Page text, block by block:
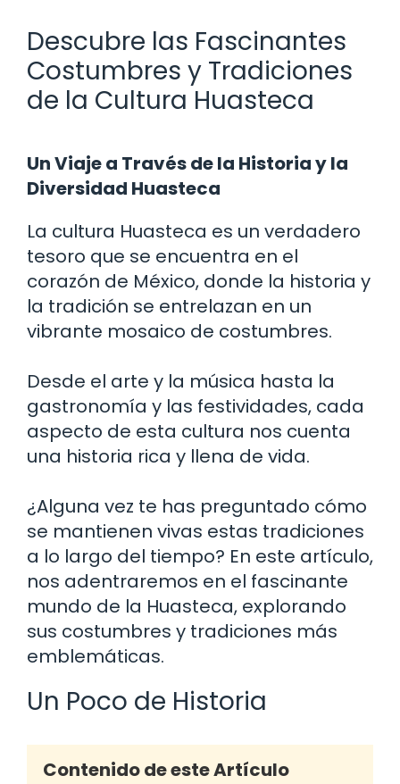
Descubre las Fascinantes
Costumbres y Tradiciones
de la Cultura Huasteca
Un Viaje a Través de la Historia y la
Diversidad Huasteca
La cultura Huasteca es un verdadero
tesoro que se encuentra en el
corazón de México, donde la historia y
la tradición se entrelazan en un
vibrante mosaico de costumbres.
Desde el arte y la música hasta la
gastronomía y las festividades, cada
aspecto de esta cultura nos cuenta
una historia rica y llena de vida.
¿Alguna vez te has preguntado cómo
se mantienen vivas estas tradiciones
a lo largo del tiempo? En este artículo,
nos adentraremos en el fascinante
mundo de la Huasteca, explorando
sus costumbres y tradiciones más
emblemáticas.
Un Poco de Historia
Contenido de este Artículo